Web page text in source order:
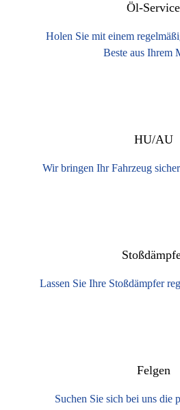
Öl-Service
Holen Sie mit einem
Beste aus Ihrem
HU/AU
Wir bringen Ihr Fahrzeug
Lassen Sie Ihre Stoßdämpfer
Felgen
Suchen Sie sich bei uns die